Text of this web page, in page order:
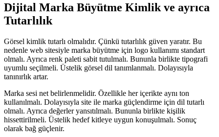
Dijital Marka Büyütme Kimlik ve ayrıca
Tutarlılık
Görsel kimlik tutarlı olmalıdır. Çünkü tutarlılık güven yaratır. Bu
nedenle web sitesiyle marka büyütme için logo kullanımı standart
olmalı. Ayrıca renk paleti sabit tutulmalı. Bununla birlikte tipografi
uyumlu seçilmeli. Üstelik görsel dil tanımlanmalı. Dolayısıyla
tanınırlık artar.
Marka sesi net belirlenmelidir. Özellikle her içerikte aynı ton
kullanılmalı. Dolayısıyla site ile marka güçlendirme için dil tutarlı
olmalı. Ayrıca değerler yansıtılmalı. Bununla birlikte kişilik
hissettirilmeli. Üstelik hedef kitleye uygun konuşulmalı. Sonuç
olarak bağ güçlenir.